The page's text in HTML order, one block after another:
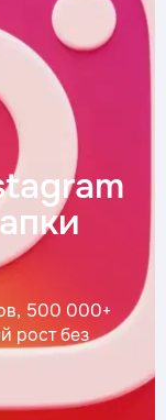
500 000+
рост без